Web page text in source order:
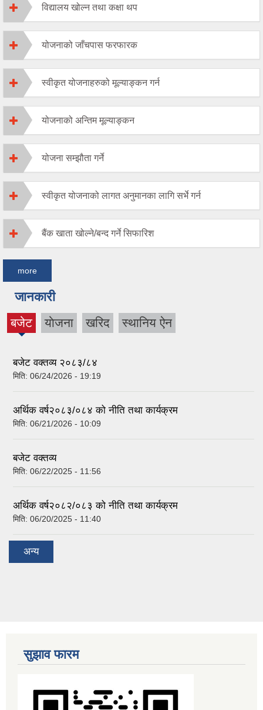
विद्यालय खोल्न तथा कक्षा थप
योजनाको जाँचपास फरफारक
स्वीकृत योजनाहरुको मूल्याङ्कन गर्न
योजनाको अन्तिम मूल्याङ्कन
योजना सम्झौता गर्ने
स्वीकृत योजनाको लागत अनुमानका लागि सर्भे गर्न
बैंक खाता खोल्ने/बन्द गर्ने सिफारिश
more
जानकारी
बजेट
(active
याेजना खरिद स्थानिय ऐन
बजेट वक्तव्य २०८३/८४
मिति: 06/24/2026 - 19:19
अर्थिक वर्ष२०८३/०८४ को नीति तथा कार्यक्रम
मिति: 06/21/2026 - 10:09
बजेट वक्तव्य
मिति: 06/22/2025 - 11:56
अर्थिक वर्ष२०८२/०८३ को नीति तथा कार्यक्रम
मिति: 06/20/2025 - 11:40
अन्य
सुझाव फारम